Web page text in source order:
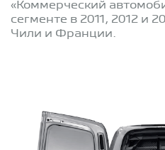
«Коммерческий
сегменте в 2011, 2012 и
Чили и Франции.